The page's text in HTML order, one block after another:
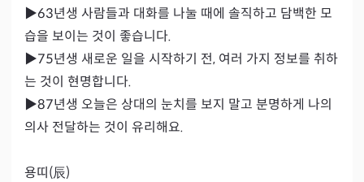
▶63년생 사람들과 대화를 나눌 때에 솔직하고 담백한 모
습을 보이는 것이 좋습니다.
▶75년생 새로운 일을 시작하기 전, 여러 가지 정보를 취하
는 것이 현명합니다.
▶87년생 오늘은 상대의 눈치를 보지 말고 분명하게 나의
의사 전달하는 것이 유리해요.
용띠(辰)